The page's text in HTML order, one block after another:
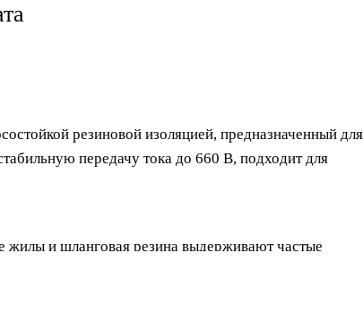
резиновой изоляцией, предназначенный для
передачу тока до 660 В, подходит для
и шланговая резина выдерживают частые